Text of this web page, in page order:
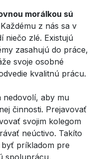
morálkou sú
Každému z nás sa v
niečo zlé. Existujú
zasahujú do práce,
svoje osobné
kvalitnú prácu.
nedovolí, aby mu
činnosti. Prejavovať
svojim kolegom
neúctivo. Takíto
príkladom pre
spoluprácu.